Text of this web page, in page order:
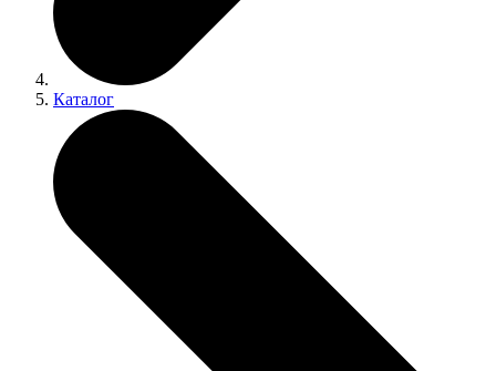
Каталог